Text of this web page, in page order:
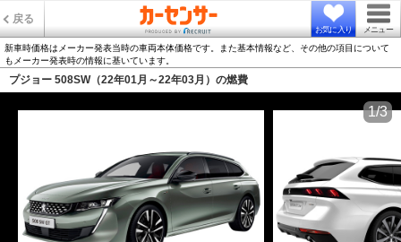
戻る
お気に入り メニュー
新車時価格はメーカー発表当時の車両本体価格です。また基本情報など、その他の項目について
もメーカー発表時の情報に基いています。
プジョー 508SW（22年01月～22年03月）の燃費
1/3